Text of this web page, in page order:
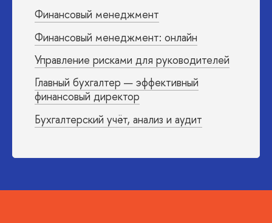
Финансовый менеджмент
Финансовый менеджмент: онлайн
Управление рисками для руководителей
Главный бухгалтер — эффективный
финансовый директор
Бухгалтерский учёт, анализ и аудит